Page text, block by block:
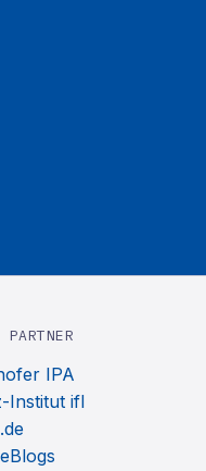
PARTNER
IPA
Institut ifl